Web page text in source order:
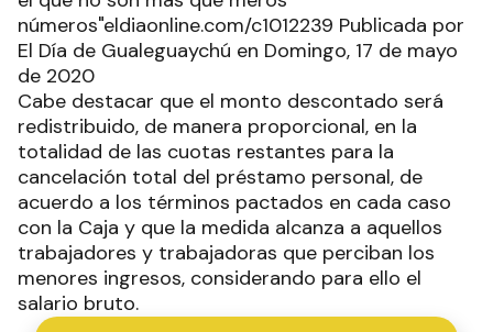
números"eldiaonline.com/c1012239 Publicada por
El Día de Gualeguaychú en Domingo, 17 de mayo
de 2020
Cabe destacar que el monto descontado será
redistribuido, de manera proporcional, en la
totalidad de las cuotas restantes para la
cancelación total del préstamo personal, de
acuerdo a los términos pactados en cada caso
con la Caja y que la medida alcanza a aquellos
trabajadores y trabajadoras que perciban los
menores ingresos, considerando para ello el
salario bruto.